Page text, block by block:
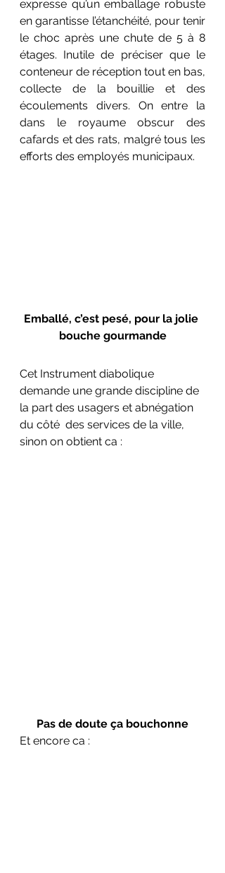
expresse qu’un emballage robuste
en garantisse l’étanchéité, pour tenir
le choc après une chute de 5 à 8
étages. Inutile de préciser que le
conteneur de réception tout en bas,
collecte de la bouillie et des
écoulements divers. On entre la
dans le royaume obscur des
cafards et des rats, malgré tous les
efforts des employés municipaux.
Emballé, c’est pesé, pour la jolie
bouche gourmande
Cet Instrument diabolique
demande une grande discipline de
la part des usagers et abnégation
du côté  des services de la ville,
sinon on obtient ca :
Pas de doute ça bouchonne
Et encore ca :